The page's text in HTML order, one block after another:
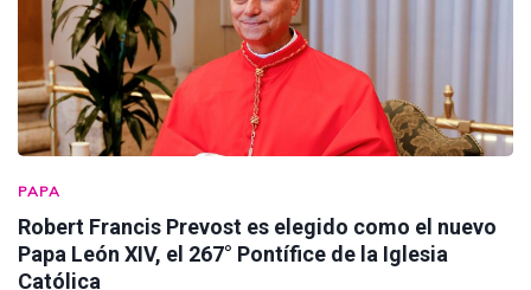
PAPA
Robert Francis Prevost es elegido como el nuevo
Papa León XIV, el 267° Pontífice de la Iglesia
Católica